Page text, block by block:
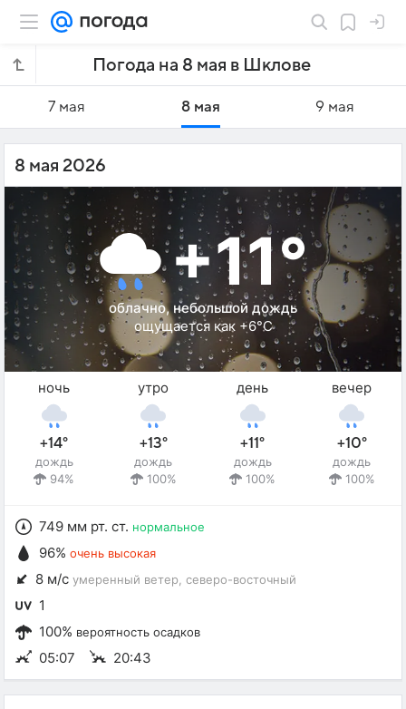
Погода на 8 мая в Шклове
7 мая 8 мая 9 мая
8 мая 2026
+11°
облачно, небольшой дождь
ощущается как +6°C
ночь
+14°
дождь
94%
утро
+13°
дождь
100%
день
+11°
дождь
100%
вечер
+10°
дождь
100%
749 мм рт. ст. нормальное
96% очень высокая
8 м/с умеренный ветер , северо-восточный
1
100% вероятность осадков
05:07 20:43